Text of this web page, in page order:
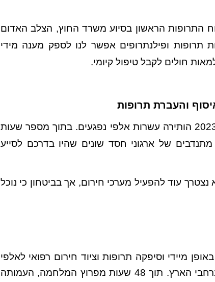
התרופות הראשון בסיוע משרד החוץ, הצלב האדום
ופילנתרופים אפשר לנו לספק מענה מידי
חולים לקבל טיפול קיומי.
והעברת תרופות
רעידת אדמה שהתרחשה בטורקיה בחודש פברואר 2023 הותירה עשרות אלפי נפגעים. בתוך מספר שעות
של ארגוני חסד שונים שהיו בדרכם לסייע
עוד להפעיל מערכי חירום, אך בביטחון כי נוכל
מיידי וסיפקה תרופות וציוד חירום רפואי לאלפי
אנשים: מפונים, פצועים, חיילים ואף כיתות כוננות ברחבי הארץ. תוך 48 שעות מפרוץ המלחמה, העמותה